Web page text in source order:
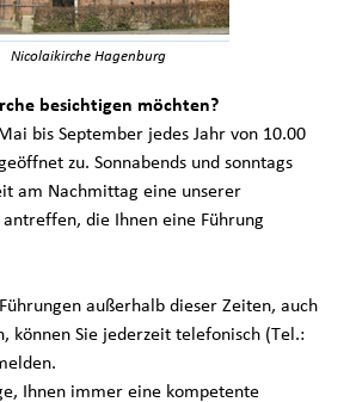
Nicolaikirche Hagenburg
besichtigen möchten?
bis September jedes Jahr von 10.00
zu. Sonnabends und sonntags
am Nachmittag eine unserer
antreffen, die Ihnen eine Führung
außerhalb dieser Zeiten, auch
können Sie jederzeit telefonisch (Tel.:
Ihnen immer eine kompetente